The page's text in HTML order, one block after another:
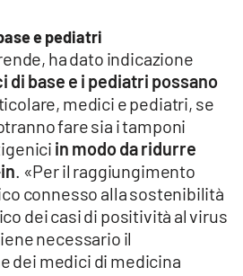
e pediatri
ha dato indicazione
di base e i pediatri possano
medici e pediatri, se
fare sia i tamponi
in modo da ridurre
. «Per il raggiungimento
connesso alla sostenibilità
dei casi di positività al virus
necessario il
dei medici di medicina